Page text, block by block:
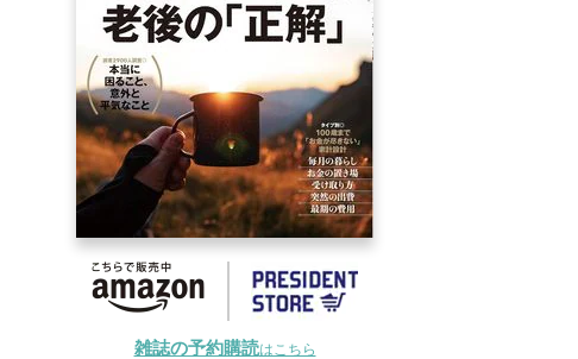
雑誌の予約購読はこちら